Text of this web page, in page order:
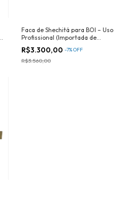
Faca de Shechitá para BOI – Uso
Profissional (Importada de
Israel)
R$3.300,00 -7%OFF
R$3.560,00